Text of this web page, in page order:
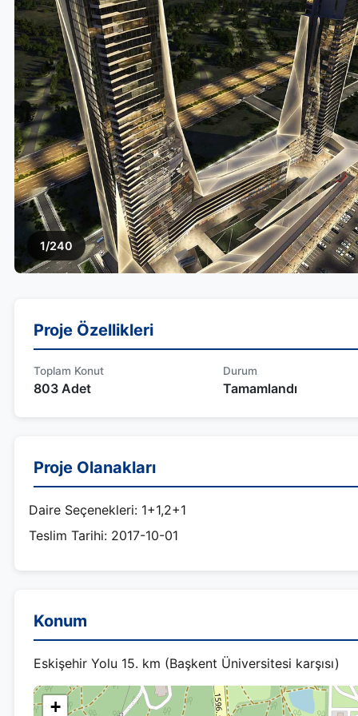
1/240
Proje Özellikleri
Toplam Konut
803 Adet
Durum
Tamamlandı
Proje Olanakları
Daire Seçenekleri: 1+1,2+1
Teslim Tarihi: 2017-10-01
Konum
Eskişehir Yolu 15. km (Başkent Üniversitesi karşısı)
+